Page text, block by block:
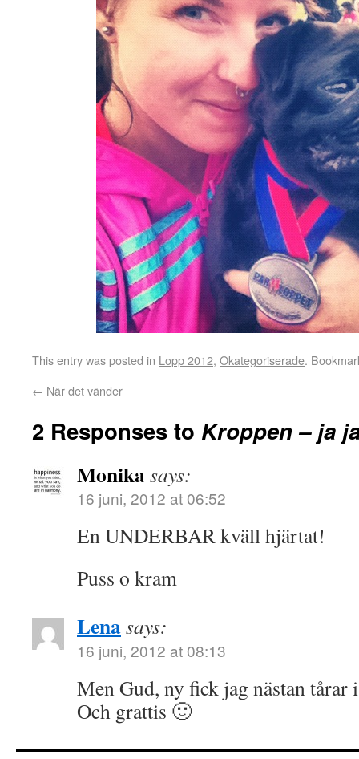
This entry was posted in Lopp 2012, Okategoriserade.
← När det vänder
2 Responses to Kroppen – ja
Monikasays:
16 juni, 2012 at 06:52
En UNDERBAR kväll hjärtat!
Puss o kram
Lenasays:
16 juni, 2012 at 08:13
Men Gud, ny fick jag nästan tårar
Och grattis 🙂